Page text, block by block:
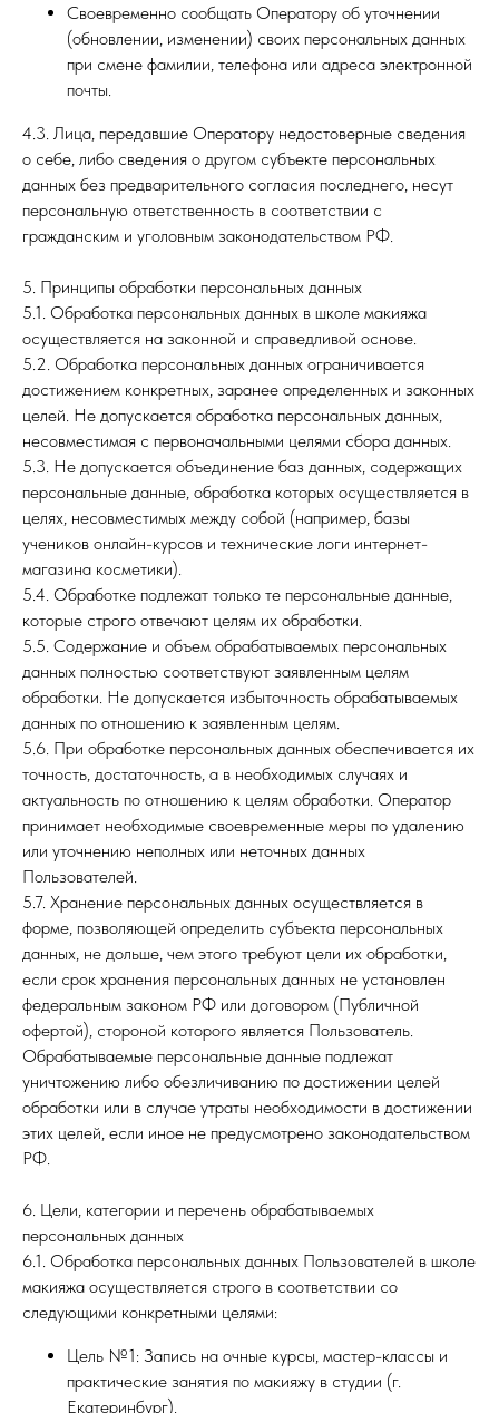
Своевременно сообщать Оператору об уточнении
(обновлении, изменении) своих персональных данных
при смене фамилии, телефона или адреса электронной
почты.
4.3. Лица, передавшие Оператору недостоверные сведения
о себе, либо сведения о другом субъекте персональных
данных без предварительного согласия последнего, несут
персональную ответственность в соответствии с
гражданским и уголовным законодательством РФ.
5. Принципы обработки персональных данных
5.1. Обработка персональных данных в школе макияжа
осуществляется на законной и справедливой основе.
5.2. Обработка персональных данных ограничивается
достижением конкретных, заранее определенных и законных
целей. Не допускается обработка персональных данных,
несовместимая с первоначальными целями сбора данных.
5.3. Не допускается объединение баз данных, содержащих
персональные данные, обработка которых осуществляется в
целях, несовместимых между собой (например, базы
учеников онлайн-курсов и технические логи интернет-
магазина косметики).
5.4. Обработке подлежат только те персональные данные,
которые строго отвечают целям их обработки.
5.5. Содержание и объем обрабатываемых персональных
данных полностью соответствуют заявленным целям
обработки. Не допускается избыточность обрабатываемых
данных по отношению к заявленным целям.
5.6. При обработке персональных данных обеспечивается их
точность, достаточность, а в необходимых случаях и
актуальность по отношению к целям обработки. Оператор
принимает необходимые своевременные меры по удалению
или уточнению неполных или неточных данных
Пользователей.
5.7. Хранение персональных данных осуществляется в
форме, позволяющей определить субъекта персональных
данных, не дольше, чем этого требуют цели их обработки,
если срок хранения персональных данных не установлен
федеральным законом РФ или договором (Публичной
офертой), стороной которого является Пользователь.
Обрабатываемые персональные данные подлежат
уничтожению либо обезличиванию по достижении целей
обработки или в случае утраты необходимости в достижении
этих целей, если иное не предусмотрено законодательством
РФ.
6. Цели, категории и перечень обрабатываемых
персональных данных
6.1. Обработка персональных данных Пользователей в школе
макияжа осуществляется строго в соответствии со
следующими конкретными целями:
Цель №1: Запись на очные курсы, мастер-классы и
практические занятия по макияжу в студии (г.
Екатеринбург).